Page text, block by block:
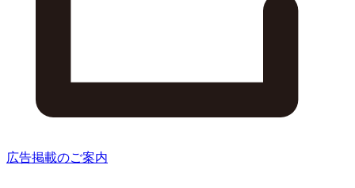
広告掲載のご案内